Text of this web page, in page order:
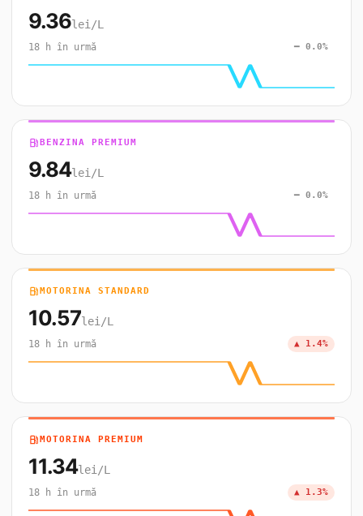
9.36lei/L
18 h în urmă ━ 0.0%
local_gas_stationBENZINA PREMIUM
9.84lei/L
18 h în urmă ━ 0.0%
local_gas_stationMOTORINA STANDARD
10.57lei/L
18 h în urmă ▲ 1.4%
local_gas_stationMOTORINA PREMIUM
11.34lei/L
18 h în urmă ▲ 1.3%